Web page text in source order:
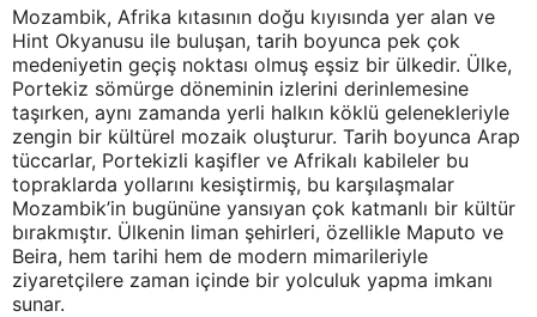
Mozambik, Afrika kıtasının doğu kıyısında yer alan ve
Hint Okyanusu ile buluşan, tarih boyunca pek çok
medeniyetin geçiş noktası olmuş eşsiz bir ülkedir. Ülke,
Portekiz sömürge döneminin izlerini derinlemesine
taşırken, aynı zamanda yerli halkın köklü gelenekleriyle
zengin bir kültürel mozaik oluşturur. Tarih boyunca Arap
tüccarlar, Portekizli kaşifler ve Afrikalı kabileler bu
topraklarda yollarını kesiştirmiş, bu karşılaşmalar
Mozambik’in bugününe yansıyan çok katmanlı bir kültür
bırakmıştır. Ülkenin liman şehirleri, özellikle Maputo ve
Beira, hem tarihi hem de modern mimarileriyle
ziyaretçilere zaman içinde bir yolculuk yapma imkanı
sunar.